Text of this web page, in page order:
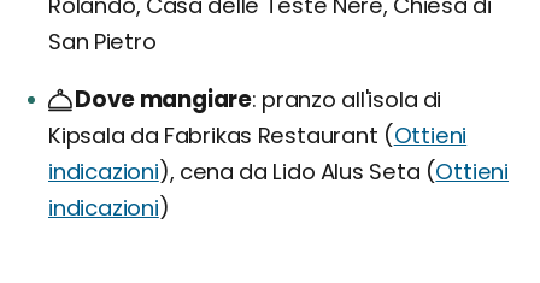
San Pietro
Dove mangiare pranzo all'isola di
Kipsala da Fabrikas Restaurant (Ottieni
indicazioni), cena da Lido Alus Seta (Ottieni
indicazioni)